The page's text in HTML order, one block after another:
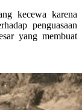
kecewa karena
penguasaan
yang membuat